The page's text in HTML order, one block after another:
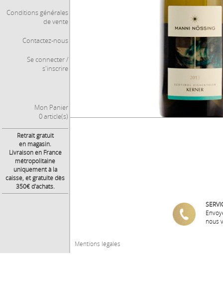
Conditions générales
de vente
Contactez-nous
Se connecter /
s'inscrire
Mon Panier
0 article(s)
Retrait gratuit
en magasin.
Livraison en France
métropolitaine
uniquement à la
caisse, et gratuite dès
350€ d'achats.
nous
Mentions légales